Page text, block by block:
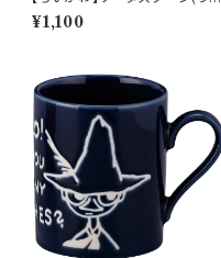
ぎ)【CKW40】CKW43-850
¥1,100